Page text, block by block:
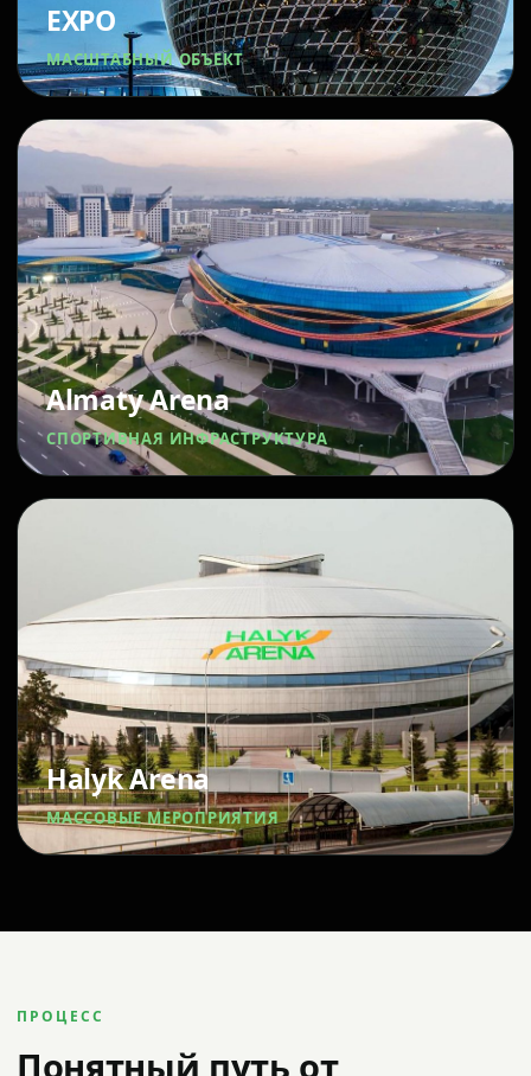
EXPO
МАСШТАБНЫЙ ОБЪЕКТ
Almaty Arena
СПОРТИВНАЯ ИНФРАСТРУКТУРА
Halyk Arena
МАССОВЫЕ МЕРОПРИЯТИЯ
ПРОЦЕСС
Понятный путь от